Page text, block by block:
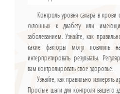
Контроль уровня сахара в
склонных к диабету или
заболеванием. Узнайте, как
какие факторы могут повлиять
интерпретировать результаты.
вам контролировать своё здоровье.
Узнайте, как правильно измерять
Простые шаги для контроля вашего